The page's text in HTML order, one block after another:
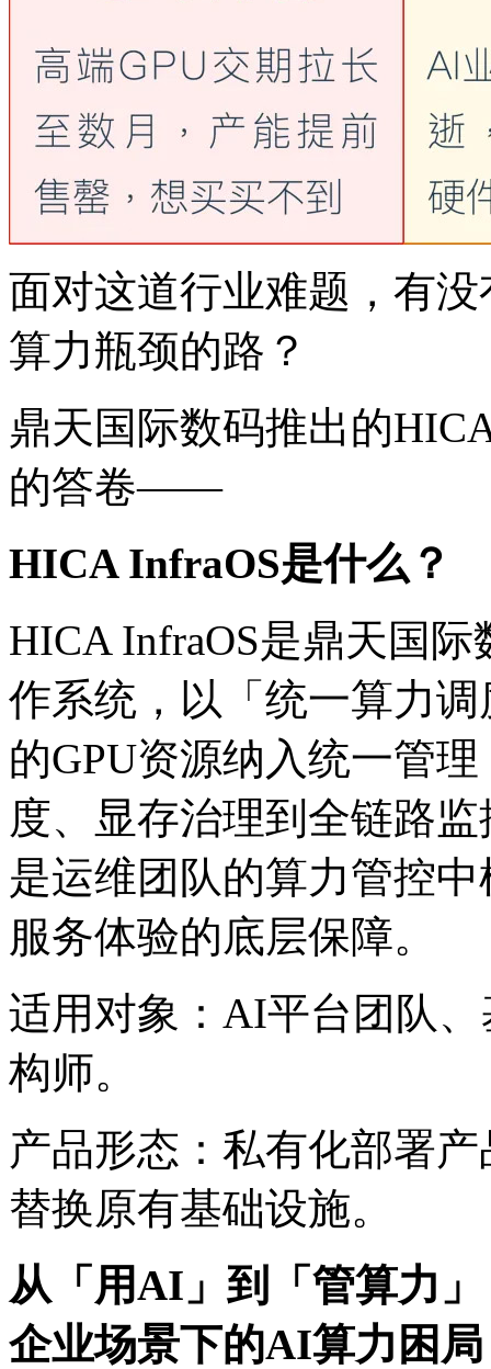
面对这道行业难题，
算力瓶颈的路？
鼎天国际数码推出的
的答卷——
HICA InfraOS是什么？
HICA InfraOS是鼎天国
作系统，以「统一算力
的GPU资源纳入统一管理
度、显存治理到全链
是运维团队的算力管控中
服务体验的底层保障。
适用对象：AI平台团队
构师。
产品形态：私有化部署产
替换原有基础设施。
从「用AI」到「管算力」
企业场景下的AI算力困局